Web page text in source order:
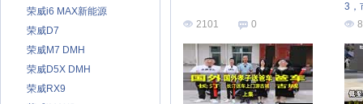
荣威i6 MAX新能源
荣威D7
荣威M7 DMH
荣威D5X DMH
荣威RX9
2101 0
3，
型了